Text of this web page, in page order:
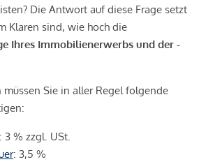
Die Antwort auf diese Frage setzt
Klaren sind, wie hoch die
Ihres Immobilienerwerbs und der -
müssen Sie in aller Regel folgende
: 3 % zzgl. USt.
: 3,5 %